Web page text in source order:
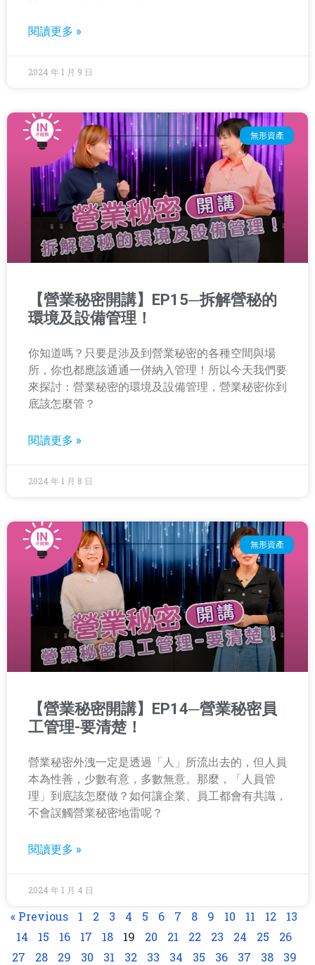
閱讀更多 »
2024 年 1 月 9 日
無形資產
【營業秘密開講】EP15─拆解營秘的
環境及設備管理！
你知道嗎？只要是涉及到營業秘密的各種空間與場
所，你也都應該通通一併納入管理！所以今天我們要
來探討：營業秘密的環境及設備管理，營業秘密你到
底該怎麼管？
閱讀更多 »
2024 年 1 月 8 日
無形資產
【營業秘密開講】EP14─營業秘密員
工管理-要清楚！
營業秘密外洩一定是透過「人」所流出去的，但人員
本為性善，少數有意，多數無意。那麼，「人員管
理」到底該怎麼做？如何讓企業、員工都會有共識，
不會誤觸營業秘密地雷呢？
閱讀更多 »
2024 年 1 月 4 日
« Previous 1 2 3 4 5 6 7 8 9 10 11 12
13
14
15 16 17 18 19 20 21 22 23 24 25
26
27
28 29 30 31 32 33 34 35 36 37 38
39